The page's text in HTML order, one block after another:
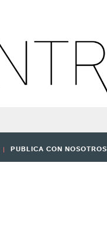
PUBLICA CON NOSOTROS